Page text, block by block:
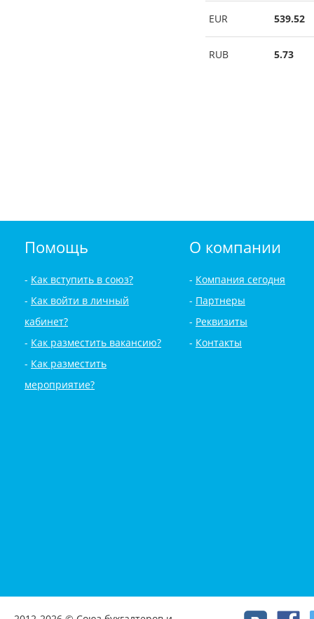
EUR 539.52
RUB 5.73
Помощь
Как вступить в союз?
Как войти в личный
кабинет?
Как разместить вакансию?
Как разместить
мероприятие?
О компании
Компания сегодня
Партнеры
Реквизиты
Контакты